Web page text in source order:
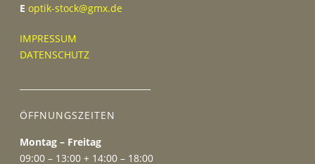
E optik-stock@gmx.de
IMPRESSUM
DATENSCHUTZ
ÖFFNUNGSZEITEN
Montag – Freitag
09:00 – 13:00 + 14:00 – 18:00